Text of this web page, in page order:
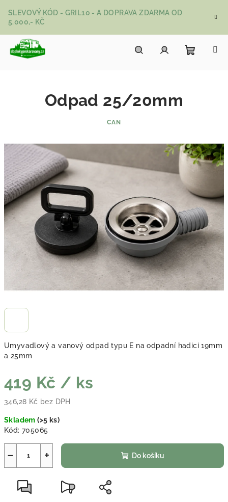
SLEVOVÝ KÓD - GRIL10 - A DOPRAVA ZDARMA OD
5.000,- KČ
Umyvadlový a vanový odpad typu E na odpadní hadici 19mm
a 25mm
419 Kč / ks
346,28 Kč bez DPH
Skladem(>5 ks)
Kód: 705065
+
− Do košíku
Odpad 25/20mm
CAN